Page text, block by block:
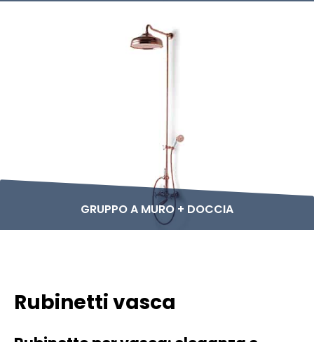
GRUPPO A MURO + DOCCIA
Rubinetti vasca